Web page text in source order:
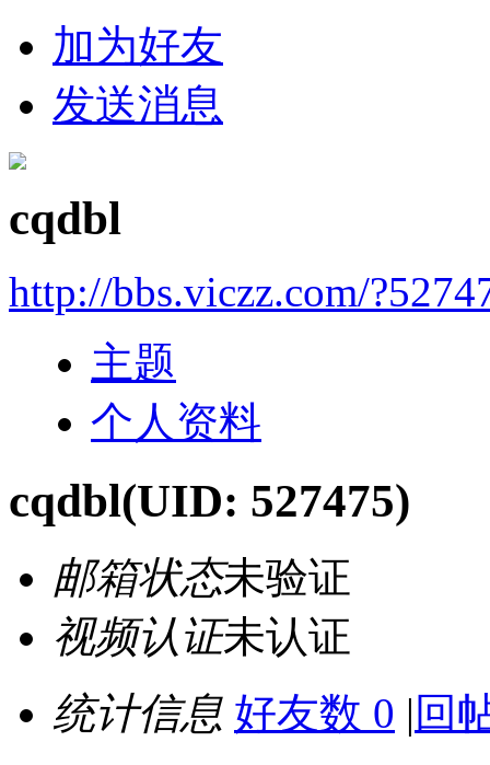
加为好友
发送消息
cqdbl
http://bbs.viczz.com/
主题
个人资料
cqdbl(UID: 527475)
邮箱状态未验证
视频认证未认证
统计信息 好友数 0 | 回